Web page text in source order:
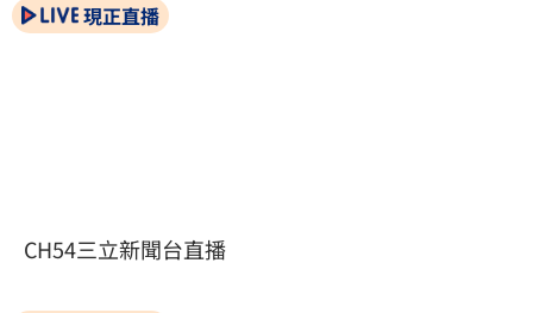
現正直播
CH54三立新聞台直播